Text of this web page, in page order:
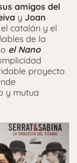
amigos del
y Joan
catalán y el
de la
el Nano
proyecto
y mutua